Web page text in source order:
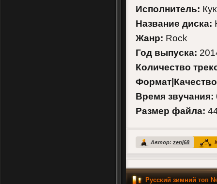
Исполнитель:
Название диска:
Жанр: Rock
Год выпуска:
Количество
Время звучания:
Размер файла:
Автор: zenj68
Русский зимний топ